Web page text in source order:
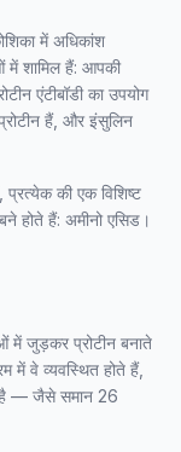
में अधिकांश
में शामिल हैं: आपकी
एंटीबॉडी का उपयोग
हैं, और इंसुलिन
की एक विशिष्ट
होते हैं: अमीनो एसिड।
में जुड़कर प्रोटीन बनाते
में वे व्यवस्थित होते हैं,
है — जैसे समान 26